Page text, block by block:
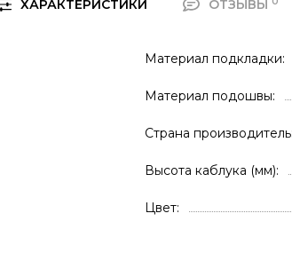
ХАРАКТЕРИСТИКИ ОТЗЫВЫ
Материал подкладки
Материал подошвы
Страна производитель
Высота каблука (мм)
Цвет